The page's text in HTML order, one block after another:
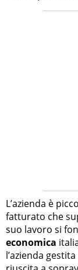
L’azienda è
fatturato che
suo lavoro si
economica
l’azienda gestita